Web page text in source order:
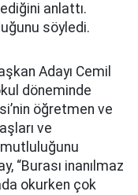
anlattı.
söyledi.
Adayı Cemil
döneminde
öğretmen ve
ve
mutluluğunu
“Burası inanılmaz
okurken çok